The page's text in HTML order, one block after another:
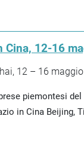
Cina, 12-16
12 – 16
piemontesi
in Cina Beijing,